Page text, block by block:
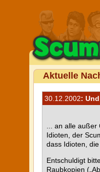
Aktuelle
30.12.2002:
... an alle
Idioten, der
dass Idioten,
Entschuldigt
Raubkopien